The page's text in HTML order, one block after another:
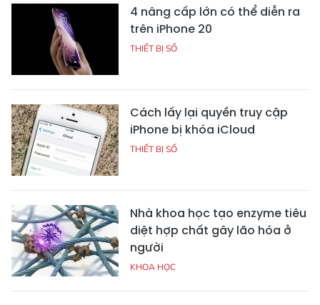
4 nâng cấp lớn có thể diễn ra
trên iPhone 20
THIẾT BỊ SỐ
Cách lấy lại quyền truy cập
iPhone bị khóa iCloud
THIẾT BỊ SỐ
Nhà khoa học tạo enzyme tiêu
diệt hợp chất gây lão hóa ở
người
KHOA HỌC